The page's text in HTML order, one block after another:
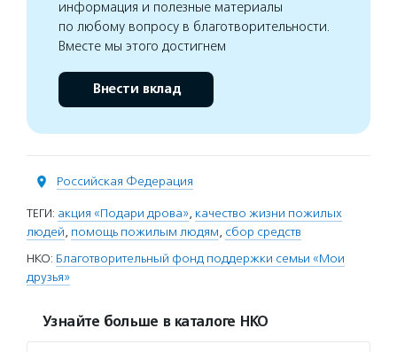
информация и полезные материалы
по любому вопросу в благотворительности.
Вместе мы этого достигнем
Внести вклад
Российская Федерация
ТЕГИ: акция «Подари дрова», качество жизни пожилых
людей, помощь пожилым людям, сбор средств
НКО: Благотворительный фонд поддержки семьи «Мои
друзья»
Узнайте больше в каталоге НКО